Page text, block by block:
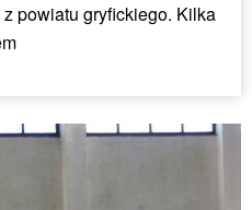
powiatu gryfickiego. Kilka